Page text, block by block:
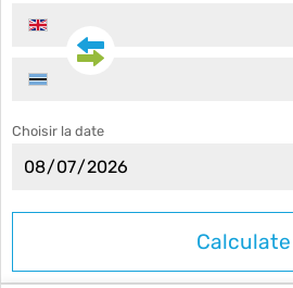
Choisir la date